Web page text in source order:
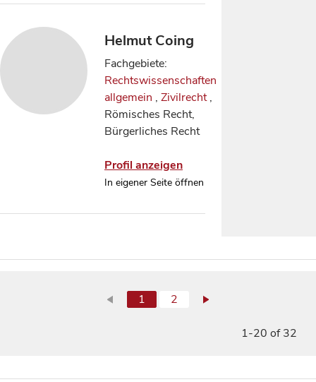
Helmut Coing
Fachgebiete:
Rechtswissenschaften
allgemein , Zivilrecht,
Römisches Recht,
Bürgerliches Recht
Profil anzeigen
In eigener Seite öffnen
1 2
1-20 of 32